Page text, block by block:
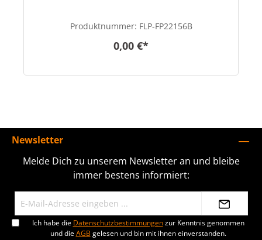
Produktnummer: FLP-FP22156B
0,00 €*
Newsletter
Melde Dich zu unserem Newsletter an und bleibe
immer bestens informiert:
Ich habe die Datenschutzbestimmungenzur Kenntnis genommen
und dieAGB gelesen und bin mit ihnen einverstanden.